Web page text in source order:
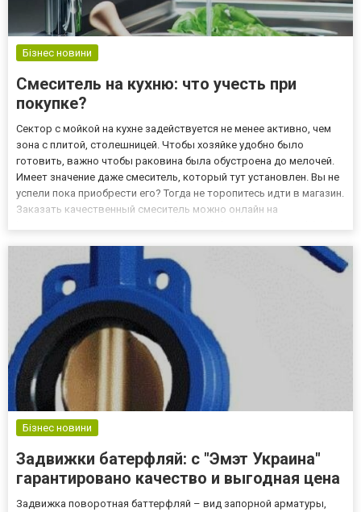
Бізнес новини
Смеситель на кухню: что учесть при
покупке?
Сектор с мойкой на кухне задействуется не менее активно, чем
зона с плитой, столешницей. Чтобы хозяйке удобно было
готовить, важно чтобы раковина была обустроена до мелочей.
Имеет значение даже смеситель, который тут установлен. Вы не
успели пока приобрести его? Тогда не торопитесь идти в магазин.
Заказать качественный смеситель можно онлайн на
Бізнес новини
Задвижки батерфляй: с "Эмэт Украина"
гарантировано качество и выгодная цена
Задвижка поворотная баттерфляй – вид запорной арматуры,